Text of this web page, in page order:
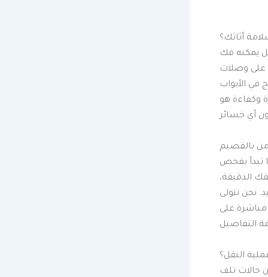
أثاثك؟
يمكنه فك
على وصلات
الأبواب
وكفاءة هو
بالقصيم
تبدأ بفحص
الدقيقة،
نحن نتولى
مباشرة على
النقل؟
بالسيارة هي الأهم، لكن الخبرة أثبتت أن 90% من حالات تلف